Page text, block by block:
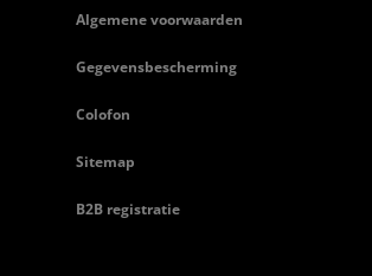
Algemene voorwaarden
Gegevensbescherming
Colofon
Sitemap
B2B registratie